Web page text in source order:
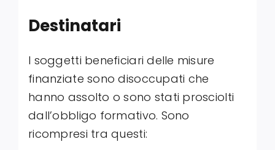
Destinatari
I soggetti beneficiari delle misure
finanziate sono disoccupati che
hanno assolto o sono stati prosciolti
dall’obbligo formativo. Sono
ricompresi tra questi: